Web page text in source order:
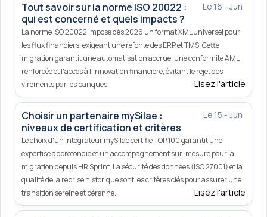
Le 16 - Jun
Tout savoir sur la norme ISO 20022 :
qui est concerné et quels impacts ?
La norme ISO 20022 impose dès 2026 un format XML universel pour
les flux financiers, exigeant une refonte des ERP et TMS. Cette
migration garantit une automatisation accrue, une conformité AML
renforcée et l'accès à l'innovation financière, évitant le rejet des
virements par les banques.
Lisez l'article
Le 15 - Jun
Choisir un partenaire mySilae :
niveaux de certification et critères
Le choix d'un intégrateur mySilae certifié TOP 100 garantit une
expertise approfondie et un accompagnement sur-mesure pour la
migration depuis HR Sprint. La sécurité des données (ISO 27001) et la
qualité de la reprise historique sont les critères clés pour assurer une
transition sereine et pérenne.
Lisez l'article